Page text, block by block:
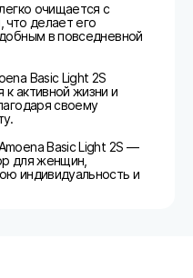
очищается с
делает его
в повседневной
Basic Light 2S
активной жизни и
своему
Basic Light 2S —
для женщин,
индивидуальность и